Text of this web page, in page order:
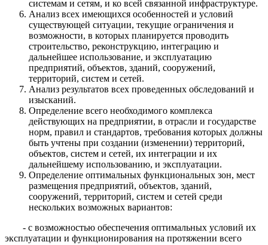
системам и сетям, и ко всей связанной инфраструктуре.
Анализ всех имеющихся особенностей и условий
существующей ситуации, текущие ограничения и
возможности, в которых планируется проводить
строительство, реконструкцию, интеграцию и
дальнейшее использование, и эксплуатацию
предприятий, объектов, зданий, сооружений,
территорий, систем и сетей.
Анализ результатов всех проведенных обследований и
изысканий.
Определение всего необходимого комплекса
действующих на предприятии, в отрасли и государстве
норм, правил и стандартов, требования которых должны
быть учтены при создании (изменении) территорий,
объектов, систем и сетей, их интеграции и их
дальнейшему использованию, и эксплуатации.
Определение оптимальных функциональных зон, мест
размещения предприятий, объектов, зданий,
сооружений, территорий, систем и сетей среди
нескольких возможных вариантов:
- с возможностью обеспечения оптимальных условий их
эксплуатации и функционирования на протяжении всего